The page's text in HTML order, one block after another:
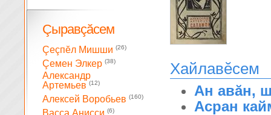
Хайлавĕсем
Ан авăн,
Асран
Çыравçăсем
Çеçпĕл Мишши (26)
Çемен Элкер (38)
Александр
Артемьев (12)
Алексей Воробьев (160)
(6)